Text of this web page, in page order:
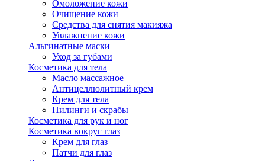
Омоложение кожи
Очищение кожи
Средства для снятия макияжа
Увлажнение кожи
Альгинатные маски
Уход за губами
Косметика для тела
Масло массажное
Антицеллюлитный крем
Крем для тела
Пилинги и скрабы
Косметика для рук и ног
Косметика вокруг глаз
Крем для глаз
Патчи для глаз